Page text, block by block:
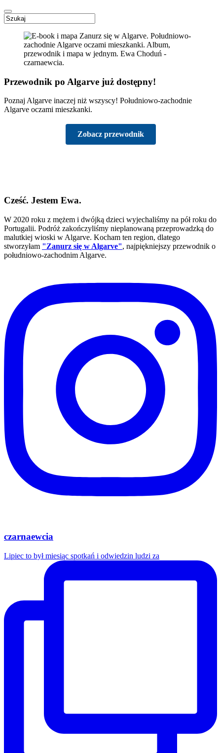
Przewodnik po Algarve już dostępny!
Poznaj Algarve inaczej niż wszyscy! Południowo-zachodnie
Algarve oczami mieszkanki.
Zobacz przewodnik
Cześć. Jestem Ewa.
W 2020 roku z mężem i dwójką dzieci wyjechaliśmy na pół roku do
Portugalii. Podróż zakończyliśmy nieplanowaną przeprowadzką do
malutkiej wioski w Algarve. Kocham ten region, dlatego
stworzyłam "Zanurz się w Algarve", najpiękniejszy przewodnik o
południowo-zachodnim Algarve.
czarnaewcia
Lipiec to był miesiąc spotkań i odwiedzin ludzi za